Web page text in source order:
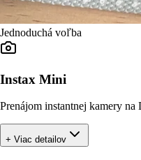
Jednoduchá voľba
Instax Mini
Prenájom instantnej kamery
+ Viac detailov